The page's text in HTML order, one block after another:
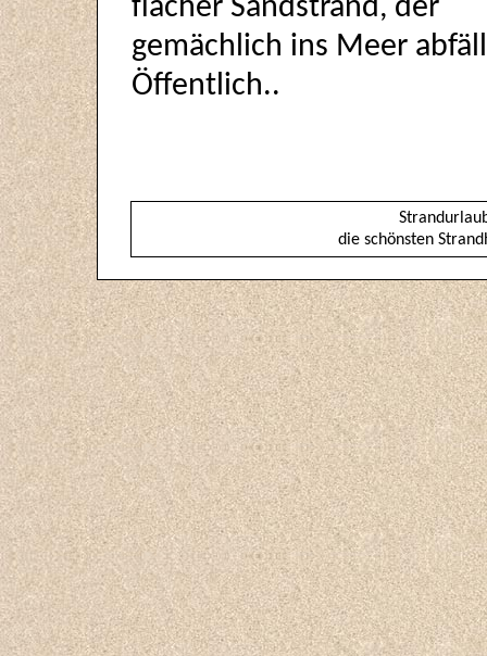
flacher Sandstrand, der
gemächlich ins Meer
Öffentlich..
die schönsten